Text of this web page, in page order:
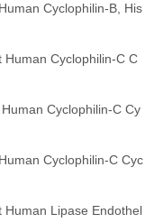
Cyclophilin-B, His
Cyclophilin-C C
Cyclophilin-C Cy
Cyclophilin-C Cyc
Human Lipase Endothel